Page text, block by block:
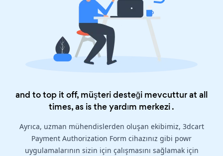
and to top it off, müşteri desteği mevcuttur at all
times, as is theyardım merkezi.
Ayrıca, uzman mühendislerden oluşan ekibimiz, 3dcart
Payment Authorization Form cihazınız gibi powr
uygulamalarının sizin için çalışmasını sağlamak için